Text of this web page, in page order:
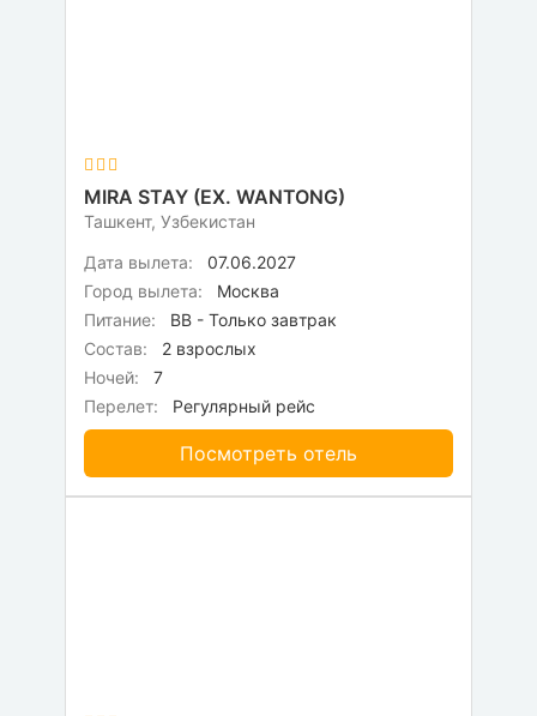
MIRA STAY (EX. WANTONG)
Ташкент, Узбекистан
Дата вылета:
07.06.2027
Город вылета:
Москва
Питание:
BB - Только завтрак
Состав:
2 взрослых
Ночей:
7
Перелет:
Регулярный рейс
Посмотреть отель